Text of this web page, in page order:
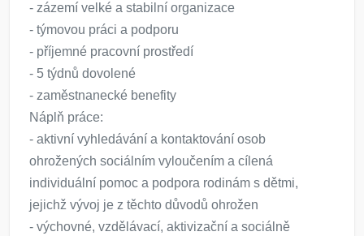
- zázemí velké a stabilní organizace
- týmovou práci a podporu
- příjemné pracovní prostředí
- 5 týdnů dovolené
- zaměstnanecké benefity
Náplň práce:
- aktivní vyhledávání a kontaktování osob
ohrožených sociálním vyloučením a cílená
individuální pomoc a podpora rodinám s dětmi,
jejichž vývoj je z těchto důvodů ohrožen
- výchovné, vzdělávací, aktivizační a sociálně